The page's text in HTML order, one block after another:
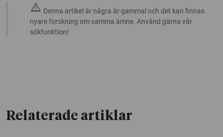
warning Denna artikel är några år gammal och det kan finnas
nyare forskning om samma ämne. Använd gärna vår
sökfunktion!
Relaterade artiklar